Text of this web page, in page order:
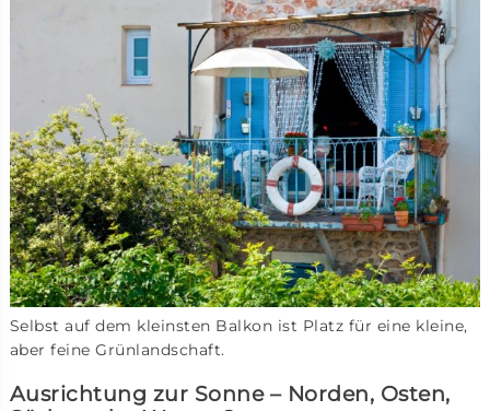
Selbst auf dem kleinsten Balkon ist Platz für eine kleine,
aber feine Grünlandschaft.
Ausrichtung zur Sonne – Norden, Osten,